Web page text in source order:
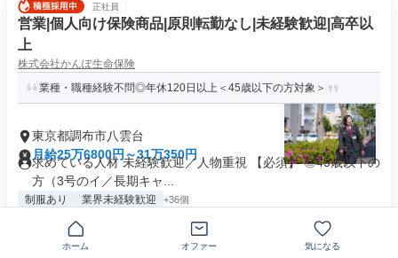
正社員
営業|個人向け保険商品|原則転勤なし|未経験歓迎|高卒以
上
株式会社かんぽ生命保険
業種・職種経験不問◎年休120日以上＜45歳以下の方対象＞
東京都調布市八雲台
月給25万6800円～31万350円
求めている人材 未経験歓迎／人物重視 【必須】 ◎45歳以下の
方（3号のイ／長期キャ...
制服あり 業界未経験歓迎 +36個
気になる
ホーム オファー 気になる